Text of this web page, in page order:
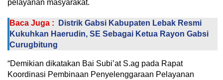
pelayanan masyarakat.
Baca Juga :
Distrik Gabsi Kabupaten Lebak Resmi
Kukuhkan Haerudin, SE Sebagai Ketua Rayon Gabsi
Curugbitung
“Demikian dikatakan Bai Subi’at S.ag pada Rapat
Koordinasi Pembinaan Penyelenggaraan Pelayanan